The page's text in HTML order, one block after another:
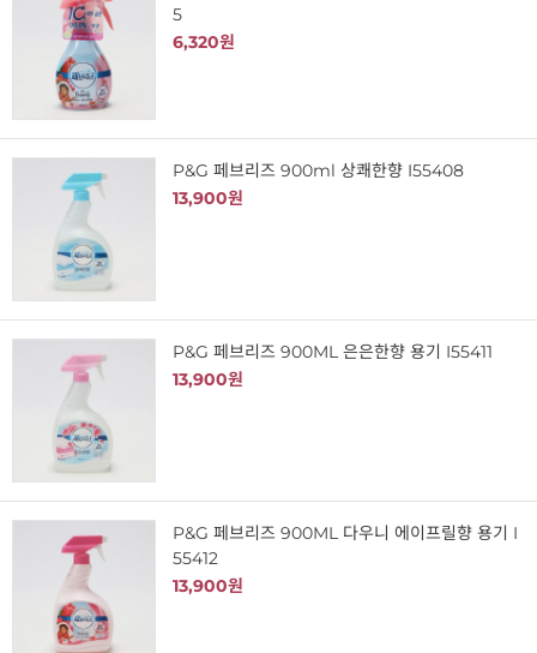
5
6,320원
P&G 페브리즈 900ml 상쾌한향 I55408
13,900원
P&G 페브리즈 900ML 은은한향 용기 I55411
13,900원
P&G 페브리즈 900ML 다우니 에이프릴향 용기 I
55412
13,900원